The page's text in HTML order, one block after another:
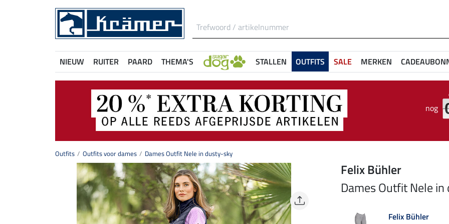
NIEUW RUITER PAARD THEMA'S STALLEN OUTFITS SALE MERKEN
nog
Outfits Outfits voor dames Dames Outfit Nele in dusty-sky
Felix Bühler
Dames Outfit Nele
Felix Bühler